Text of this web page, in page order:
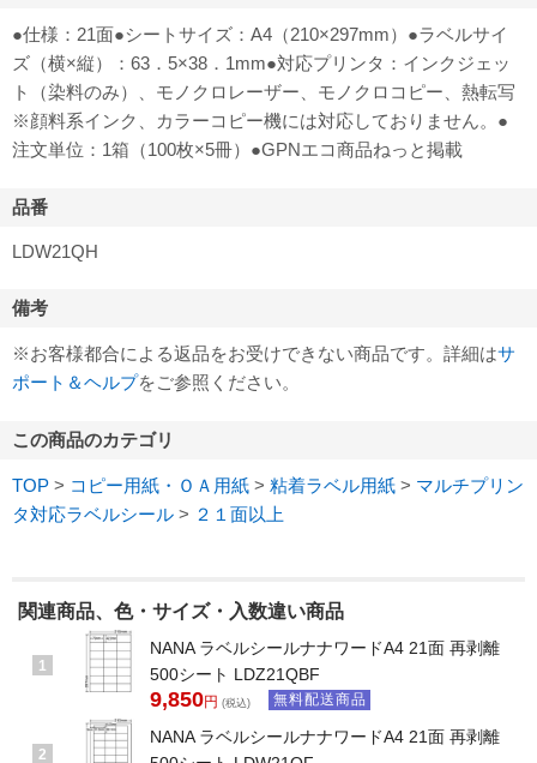
●仕様：21面●シートサイズ：A4（210×297mm）●ラベルサイ
ズ（横×縦）：63．5×38．1mm●対応プリンタ：インクジェッ
ト（染料のみ）、モノクロレーザー、モノクロコピー、熱転写
※顔料系インク、カラーコピー機には対応しておりません。●
注文単位：1箱（100枚×5冊）●GPNエコ商品ねっと掲載
品番
LDW21QH
備考
※お客様都合による返品をお受けできない商品です。詳細はサ
ポート＆ヘルプをご参照ください。
この商品のカテゴリ
TOP > コピー用紙・ＯＡ用紙 > 粘着ラベル用紙 > マルチプリン
タ対応ラベルシール > ２１面以上
関連商品、色・サイズ・入数違い商品
1
NANA ラベルシールナナワードA4 21面 再剥離
500シート LDZ21QBF
9,850円 (税込) 無料配送商品
2
NANA ラベルシールナナワードA4 21面 再剥離